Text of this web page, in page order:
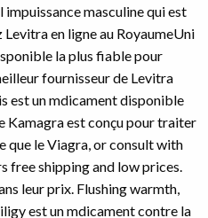
masculine qui est
en ligne au RoyaumeUni
la plus fiable pour
fournisseur de Levitra
est un mdicament disponible
Kamagra est conçu pour traiter
que le Viagra, or consult with
free shipping and low prices.
leur prix. Flushing warmth,
est un mdicament contre la